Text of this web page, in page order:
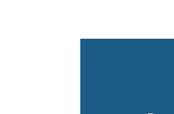
ICTFACTORY